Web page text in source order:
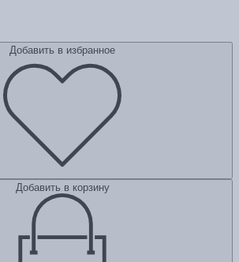
Добавить в избранное
Добавить в корзину